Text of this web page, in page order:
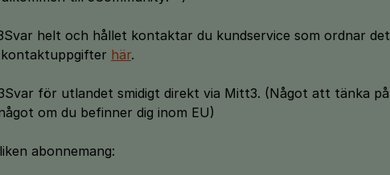
helt och hållet kontaktar du kundservice som ordnar det
här.
för utlandet smidigt direkt via Mitt3. (Något att tänka på
om du befinner dig inom EU)
abonnemang: